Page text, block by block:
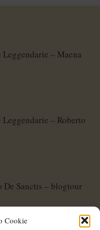
Cookie
– Maena
– Roberto
Sanctis – blogtour